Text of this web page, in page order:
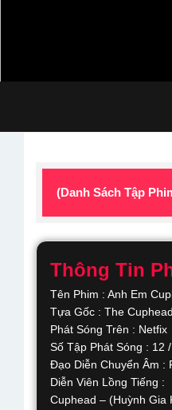
(Danh Sách Tập
Thông Tin
Tên Phim : Anh Em
Tựa Gốc : The
Phát Sóng Trên : Netfix
Số Tập Phát Sóng : 12
Đạo Diễn Chuyển Âm :
Diễn Viên Lồng Tiếng :
Cuphead – (Huỳnh Gia